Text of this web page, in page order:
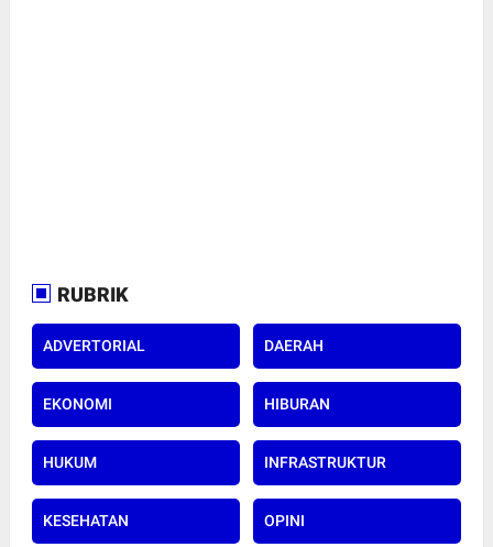
RUBRIK
ADVERTORIAL DAERAH
EKONOMI HIBURAN
HUKUM INFRASTRUKTUR
KESEHATAN OPINI